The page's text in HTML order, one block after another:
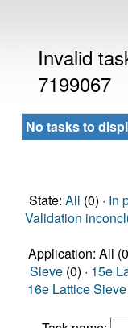
Invalid
7199067
No tasks to
State: All (0) · In
Validation
Application: All
Sieve (0) · 15e
16e Lattice